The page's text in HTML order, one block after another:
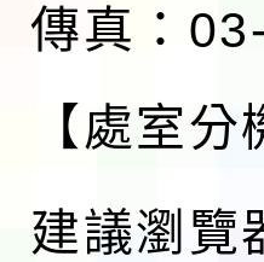
傳真：
【處室分
建議瀏覽